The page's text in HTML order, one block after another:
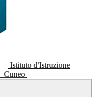
Istituto d'Istruzione
Cuneo